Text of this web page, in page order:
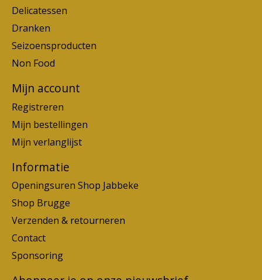
Delicatessen
Dranken
Seizoensproducten
Non Food
Mijn account
Registreren
Mijn bestellingen
Mijn verlanglijst
Informatie
Openingsuren Shop Jabbeke
Shop Brugge
Verzenden & retourneren
Contact
Sponsoring